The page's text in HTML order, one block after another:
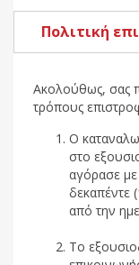
Πολιτική
Ακολούθως, σας
τρόπους
Ο
στο
αγόρασε
δεκαπέντε
από την
Το